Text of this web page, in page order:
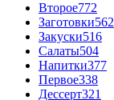
Второе772
Заготовки562
Закуски516
Салаты504
Напитки377
Первое338
Дессерт321